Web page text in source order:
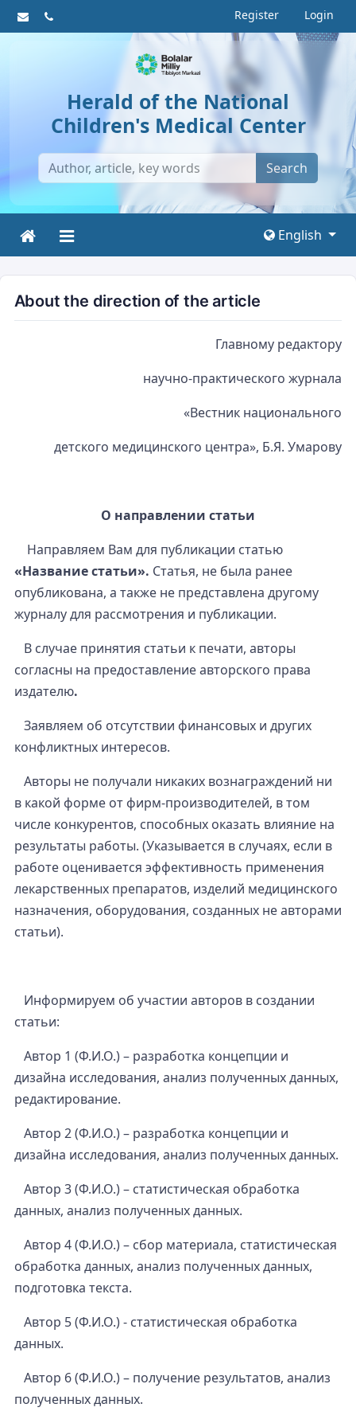
Register Login
Herald of the National
Children's Medical Center
Search
English
About the direction of the article
Главному редактору
научно-практического журнала
«Вестник национального
детского медицинского центра», Б.Я. Умарову
О направлении статьи
Направляем Вам для публикации статью
«Название статьи». Статья, не была ранее
опубликована, а также не представлена другому
журналу для рассмотрения и публикации.
В случае принятия статьи к печати, авторы
согласны на предоставление авторского права
издателю.
Заявляем об отсутствии финансовых и других
конфликтных интересов.
Авторы не получали никаких вознаграждений ни
в какой форме от фирм-производителей, в том
числе конкурентов, способных оказать влияние на
результаты работы. (Указывается в случаях, если в
работе оценивается эффективность применения
лекарственных препаратов, изделий медицинского
назначения, оборудования, созданных не авторами
статьи).
Информируем об участии авторов в создании
статьи:
Автор 1 (Ф.И.О.) – разработка концепции и
дизайна исследования, анализ полученных данных,
редактирование.
Автор 2 (Ф.И.О.) – разработка концепции и
дизайна исследования, анализ полученных данных.
Автор 3 (Ф.И.О.) – статистическая обработка
данных, анализ полученных данных.
Автор 4 (Ф.И.О.) – сбор материала, статистическая
обработка данных, анализ полученных данных,
подготовка текста.
Автор 5 (Ф.И.О.) - статистическая обработка
данных.
Автор 6 (Ф.И.О.) – получение результатов, анализ
полученных данных.